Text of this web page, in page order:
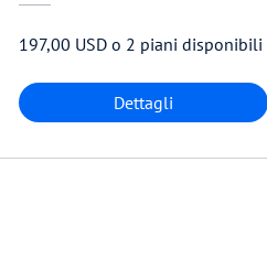
197,00 USD o 2 piani disponibili
Dettagli